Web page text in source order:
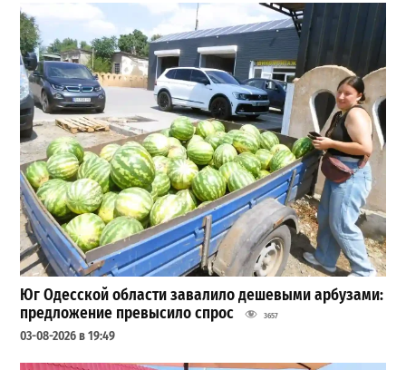
Юг Одесской области завалило дешевыми арбузами:
предложение превысило спрос
3657
03-08-2026 в 19:49